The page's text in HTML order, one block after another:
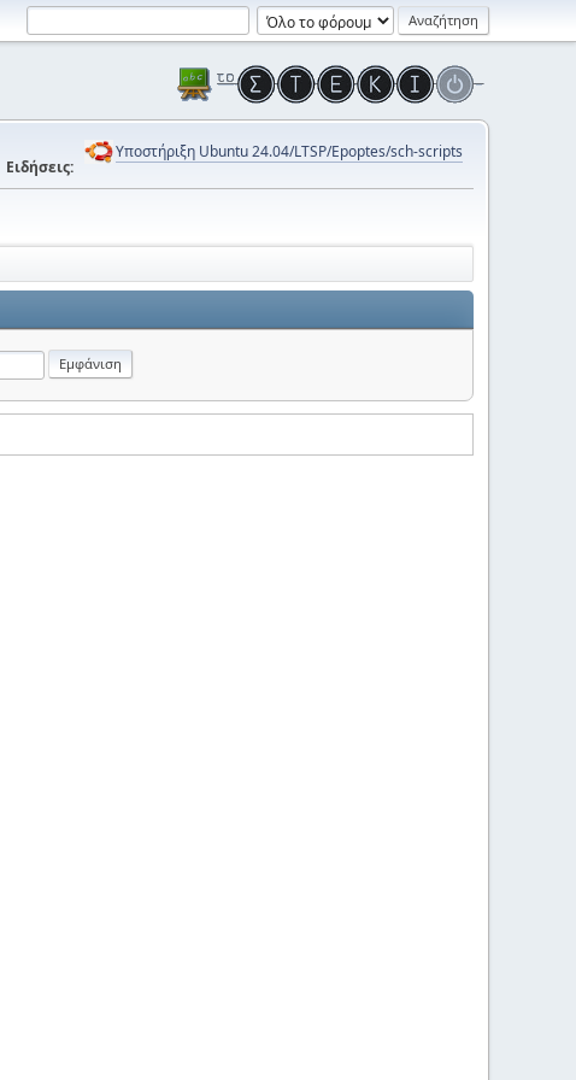
Ειδήσεις:
Υποστήριξη Ubuntu 24.04/LTSP/Epoptes/sch-scripts